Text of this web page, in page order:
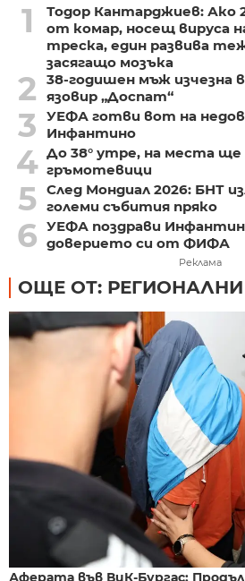
1
Тодор Кантарджиев: Ако
от комар, носещ вируса
треска, един развива
засягащо мозъка
2
38-годишен мъж изчезна
язовир „Доспат“
3
УЕФА готви вот на
Инфантино
4 До 38° утре, на места ще
гръмотевици
5 След Мондиал 2026: БНТ
големи събития пряко
6 УЕФА поздрави
доверието си от ФИФА
Реклама
ОЩЕ ОТ: РЕГИОНАЛНИ